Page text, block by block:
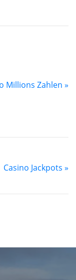
Millions Zahlen »
Casino Jackpots »